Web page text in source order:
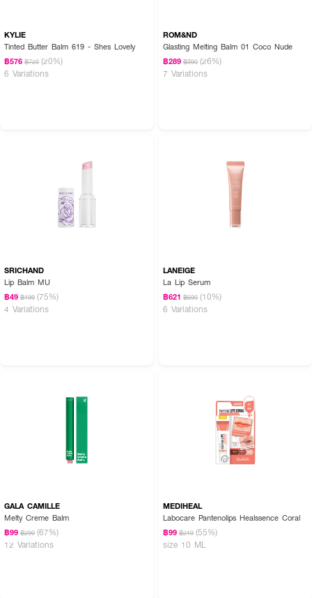
KYLIE
Tinted Butter Balm 619 - Shes Lovely
฿576 ฿720 (20%)
6 Variations
ROM&ND
Glasting Melting Balm 01 Coco Nude
฿289 ฿390 (26%)
7 Variations
SRICHAND
Lip Balm MU
฿49 ฿199 (75%)
4 Variations
LANEIGE
La Lip Serum
฿621 ฿690 (10%)
6 Variations
GALA CAMILLE
Melty Creme Balm
฿99 ฿299 (67%)
12 Variations
MEDIHEAL
Labocare Pantenolips Healssence Coral
฿99 ฿219 (55%)
size 10 ML